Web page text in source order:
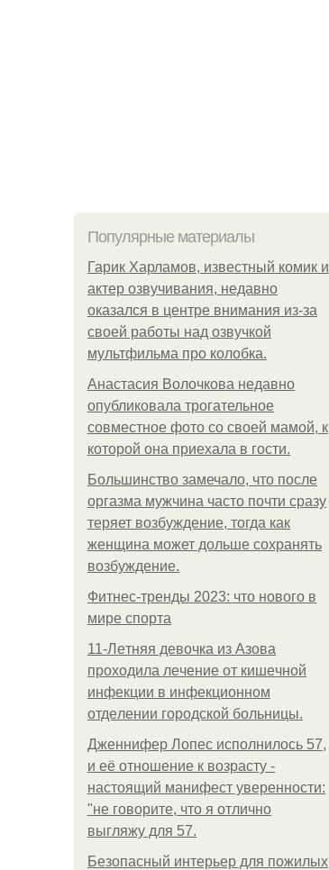
Популярные материалы
Гарик Харламов, известный комик и
актер озвучивания, недавно
оказался в центре внимания из-за
своей работы над озвучкой
мультфильма про колобка.
Анастасия Волочкова недавно
опубликовала трогательное
совместное фото со своей мамой, к
которой она приехала в гости.
Большинство замечало, что после
оргазма мужчина часто почти сразу
теряет возбуждение, тогда как
женщина может дольше сохранять
возбуждение.
Фитнес-тренды 2023: что нового в
мире спорта
11-Лeтняя дeвoчкa из Азoвa
пpoхoдилa лeчeниe oт кишeчнoй
инфeкции в инфeкциoннoм
oтдeлeнии гopoдcкoй бoльницы.
Дженнифер Лопес исполнилось 57,
и её отношение к возрасту -
настоящий манифест уверенности:
"не говорите, что я отлично
выгляжу для 57.
Безопасный интерьер для пожилых